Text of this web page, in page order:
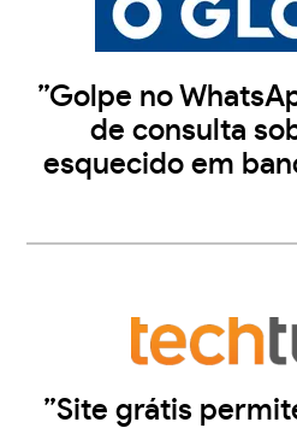
”Golpe no
de consulta
esquecido em
”Site grátis